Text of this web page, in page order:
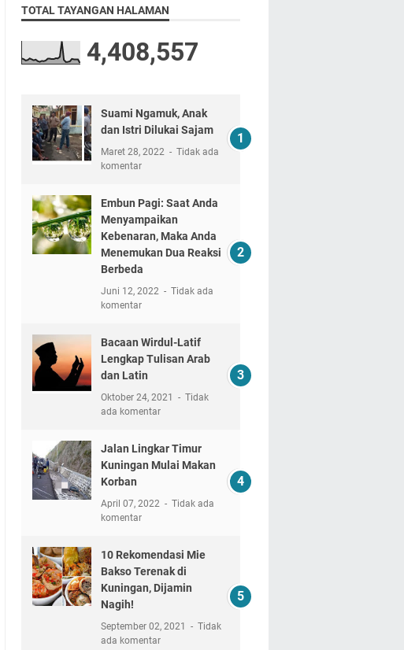
TOTAL TAYANGAN HALAMAN
4,408,557
Suami Ngamuk, Anak
dan Istri Dilukai Sajam
Maret 28, 2022
Tidak ada
komentar
Embun Pagi: Saat Anda
Menyampaikan
Kebenaran, Maka Anda
Menemukan Dua Reaksi
Berbeda
Juni 12, 2022
Tidak ada
komentar
Bacaan Wirdul-Latif
Lengkap Tulisan Arab
dan Latin
Oktober 24, 2021
Tidak
ada komentar
Jalan Lingkar Timur
Kuningan Mulai Makan
Korban
April 07, 2022
Tidak ada
komentar
10 Rekomendasi Mie
Bakso Terenak di
Kuningan, Dijamin
Nagih!
September 02, 2021
Tidak
ada komentar